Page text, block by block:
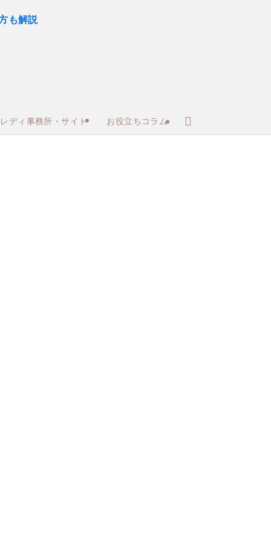
ディ事務所・サイト お役立ちコラム